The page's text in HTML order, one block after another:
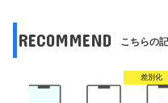
RECOMMEND こちらの
差別化